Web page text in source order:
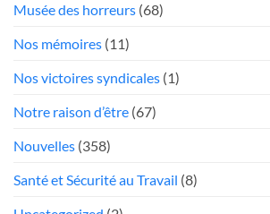
Musée des horreurs (68)
Nos mémoires (11)
Nos victoires syndicales (1)
Notre raison d’être (67)
Nouvelles (358)
Santé et Sécurité au Travail (8)